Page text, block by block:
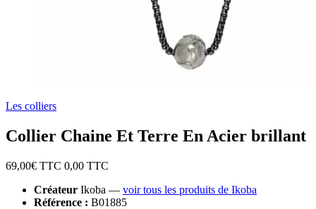
Les colliers
Collier Chaine Et Terre En Acier brillant
69,00€ TTC 0,00 TTC
Créateur Ikoba — voir tous les produits de Ikoba
Référence : B01885